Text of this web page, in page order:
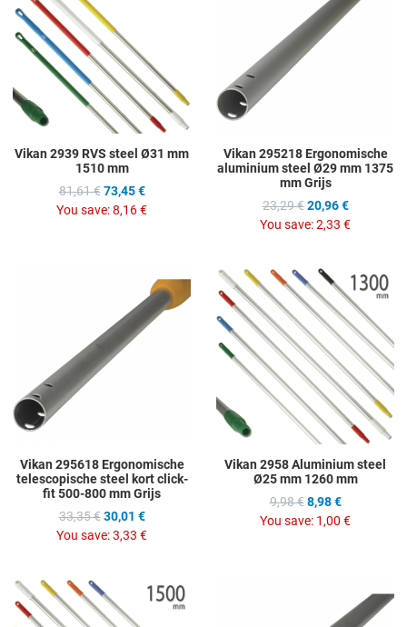
Vikan 2939 RVS steel Ø31 mm
1510 mm
81,61 € 73,45 €
You save:8,16 €
Vikan 295218 Ergonomische
aluminium steel Ø29 mm 1375
mm Grijs
23,29 € 20,96 €
You save:2,33 €
Add to Wishlist
Add to Compare
Quick View
Vikan 295618 Ergonomische
telescopische steel kort click-
fit 500-800 mm Grijs
33,35 € 30,01 €
You save:3,33 €
Vikan 2958 Aluminium steel
Ø25 mm 1260 mm
9,98 € 8,98 €
You save: 1,00 €